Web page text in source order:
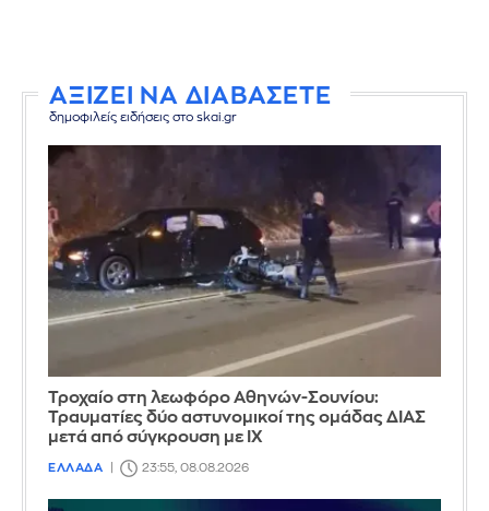
ΑΞΙΖΕΙ ΝΑ ΔΙΑΒΑΣΕΤΕ
δημοφιλείς ειδήσεις στο skai.gr
Τροχαίο στη λεωφόρο Αθηνών-Σουνίου:
Τραυματίες δύο αστυνομικοί της ομάδας ΔΙΑΣ
μετά από σύγκρουση με ΙΧ
ΕΛΛΑΔΑ 23:55, 08.08.2026